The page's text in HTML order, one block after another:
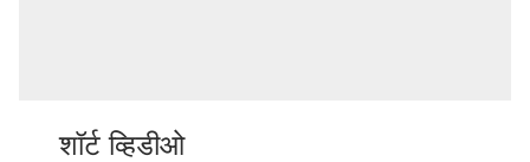
शॉर्ट व्हिडीओ